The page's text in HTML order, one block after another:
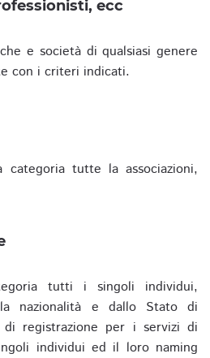
ecc
e società di qualsiasi genere
con i criteri indicati.
categoria tutte la associazioni,
tutti i singoli individui,
nazionalità e dallo Stato di
di registrazione per i servizi di
individui ed il loro naming